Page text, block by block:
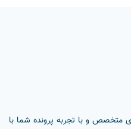
متخصص و با تجربه پرونده شما با